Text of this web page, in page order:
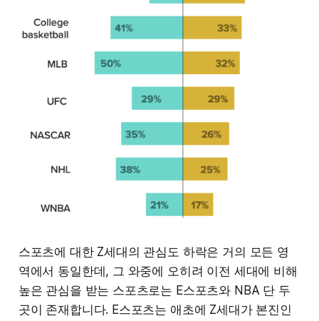
스포츠에 대한 Z세대의 관심도 하락은 거의 모든 영
역에서 동일한데, 그 와중에 오히려 이전 세대에 비해
높은 관심을 받는 스포츠로는 E스포츠와 NBA 단 두
곳이 존재합니다. E스포츠는 애초에 Z세대가 본진인